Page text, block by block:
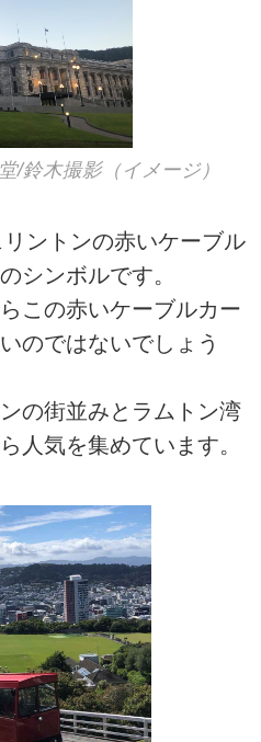
/鈴木撮影（イメージ）
ントンの赤いケーブル
シンボルです。
この赤いケーブルカー
のではないでしょう
の街並みとラムトン湾
人気を集めています。